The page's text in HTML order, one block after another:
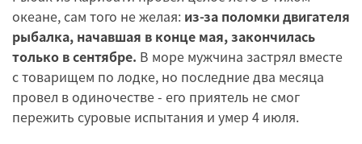
океане, сам того не желая: из-за поломки двигателя
рыбалка, начавшая в конце мая, закончилась
только в сентябре. В море мужчина застрял вместе
с товарищем по лодке, но последние два месяца
провел в одиночестве - его приятель не смог
пережить суровые испытания и умер 4 июля.